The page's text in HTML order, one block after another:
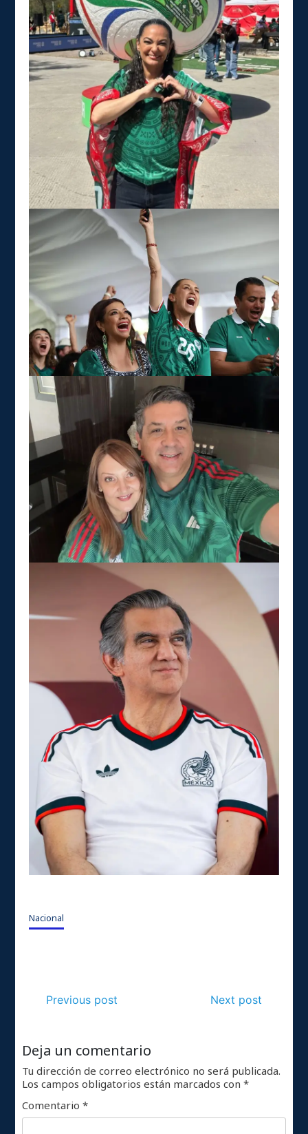
Nacional
Previous post Next post
Deja un comentario
Tu dirección de correo electrónico no será publicada.
Los campos obligatorios están marcados con*
Comentario*